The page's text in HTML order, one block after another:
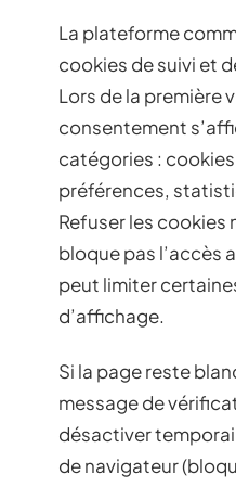
La plateforme
cookies de suivi et
Lors de la première
consentement
catégories :
préférences,
Refuser les cookies
bloque pas l’accès
peut limiter
d’affichage.
Si la page reste
message de
désactiver
de navigateur